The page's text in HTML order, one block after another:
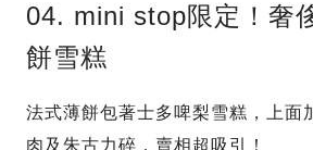
04. mini stop限定！奢
餅雪糕
法式薄餅包著士多啤梨雪糕，上面
肉及朱古力碎，賣相超吸引！